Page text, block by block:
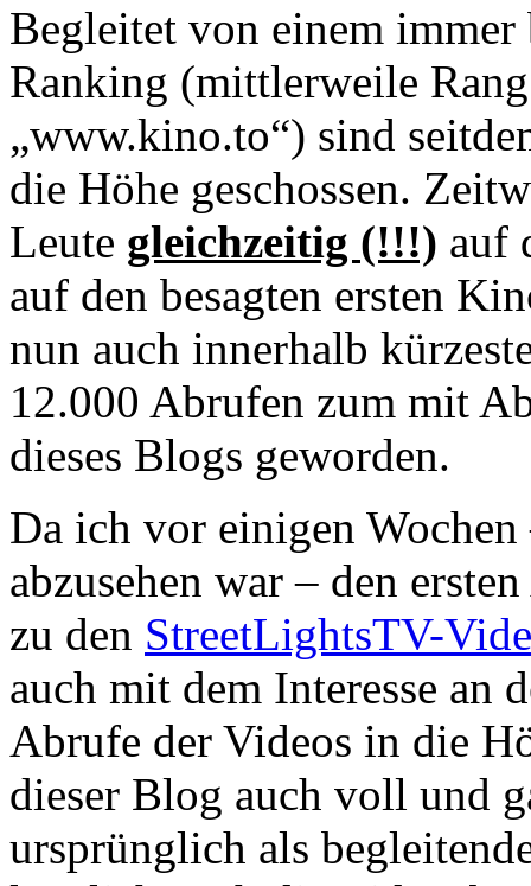
Begleitet von einem immer
Ranking (mittlerweile
„www.kino.to“) sind
die Höhe geschossen.
Leute gleichzeitig (!!!) auf
auf den besagten ersten
nun auch innerhalb
12.000 Abrufen zum mit
dieses Blogs geworden.
Da ich vor einigen
abzusehen war – den
zu den StreetLightsTV-
auch mit dem Interesse an
Abrufe der Videos in die
dieser Blog auch voll und
ursprünglich als